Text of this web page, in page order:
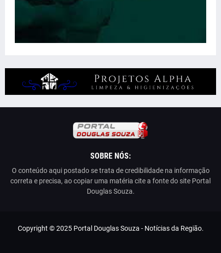
SOBRE NÓS:
O conteúdo aqui postado se trata de credibilidade na informação
correta e precisa, ao copiar uma matéria cite a fonte do site Portal
Douglas Souza.
Copyright © 2025 Portal Douglas Souza - Notícias da Região.